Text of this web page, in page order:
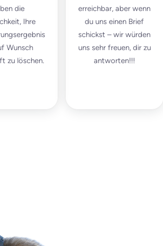
∞IPs / domains monitored
Start for free
die
Ihre
Wunsch
zu löschen.
erreichbar, aber wenn
du uns einen Brief
schickst – wir würden
uns sehr freuen, dir zu
antworten!!!